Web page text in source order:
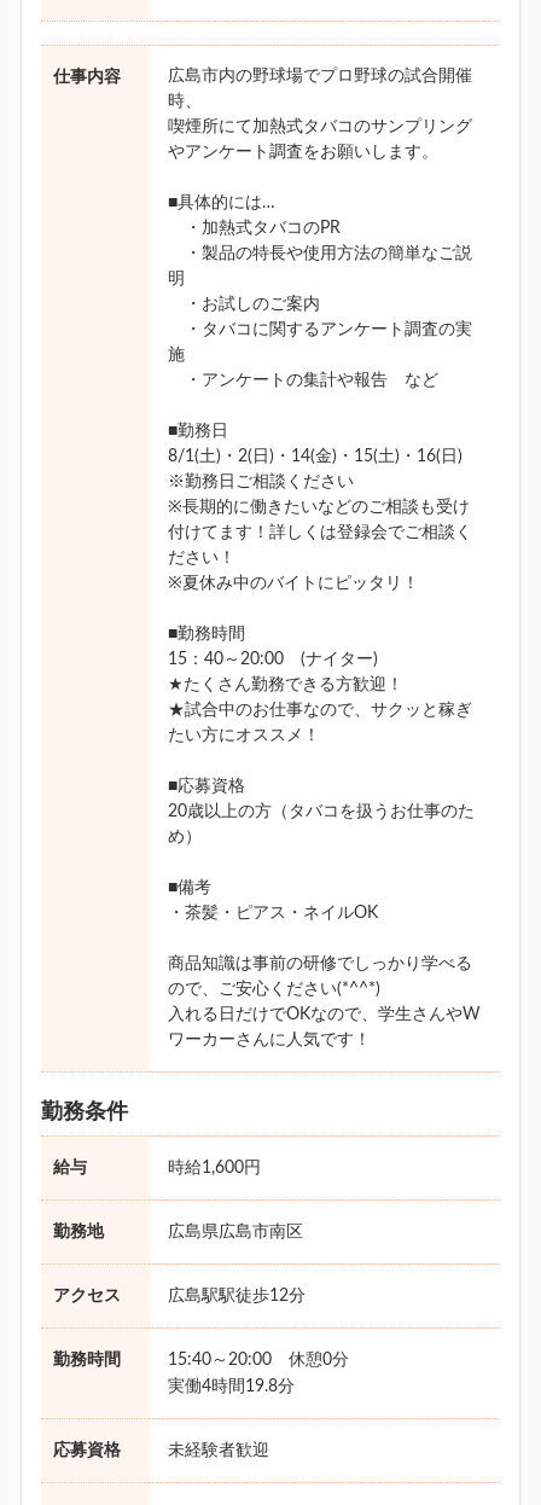
仕事内容
広島市内の野球場でプロ野球の試合開催
時、
喫煙所にて加熱式タバコのサンプリング
やアンケート調査をお願いします。
■具体的には…
・加熱式タバコのPR
・製品の特長や使用方法の簡単なご説
明
・お試しのご案内
・タバコに関するアンケート調査の実
施
・アンケートの集計や報告 など
■勤務日
8/1(土)・2(日)・14(金)・15(土)・16(日)
※勤務日ご相談ください
※長期的に働きたいなどのご相談も受け
付けてます！詳しくは登録会でご相談く
ださい！
※夏休み中のバイトにピッタリ！
■勤務時間
15：40～20:00 (ナイター)
★たくさん勤務できる方歓迎！
★試合中のお仕事なので、サクッと稼ぎ
たい方にオススメ！
■応募資格
20歳以上の方（タバコを扱うお仕事のた
め）
■備考
・茶髪・ピアス・ネイルOK
商品知識は事前の研修でしっかり学べる
ので、ご安心ください(*^^*)
入れる日だけでOKなので、学生さんやW
ワーカーさんに人気です！
勤務条件
給与 時給1,600円
勤務地 広島県広島市南区
アクセス 広島駅駅徒歩12分
勤務時間
15:40～20:00 休憩0分
実働4時間19.8分
応募資格 未経験者歓迎